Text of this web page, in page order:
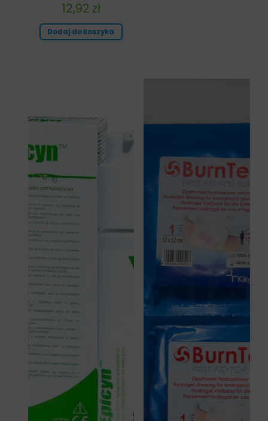
12,92 zł
Dodaj do koszyka